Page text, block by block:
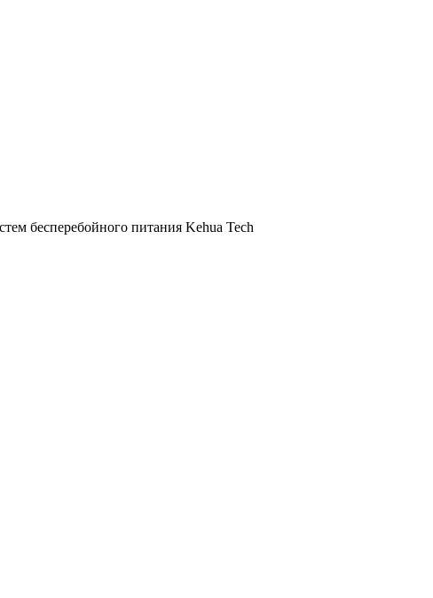
бесперебойного питания Kehua Tech